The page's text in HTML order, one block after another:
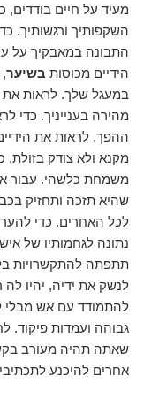
מעיד על חיים בודדים,
השקפותיך ורגשותיך.
התבונה במאבקיך על
הידיים מכוסות בשיער
במעגל שלך. לראות את
מהירה בענייניך. כדי
ההפך. לראות את
מקנא ולא צודק בזולת.
משמחת כלשהי. עבור
שהיא תזכה ותחזיק
לכל האחרים. כדי
נתונה לגחמותיו של
תתפתה להתקשרויות
לנשק את ידיה, יהיו לה
להתמודד עם אש מבלי
גבוהה ועמדות פיקוד.
שאתה תהיה מעורב
אחרים להיכנע